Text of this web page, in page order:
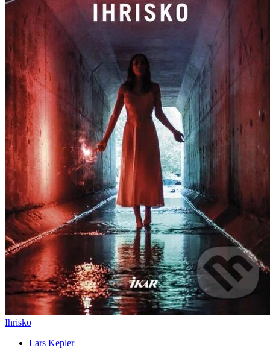
Ihrisko
Lars Kepler